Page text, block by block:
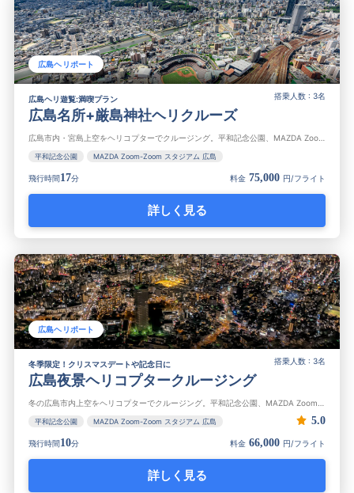
広島ヘリポート
搭乗人数 : 3名
広島ヘリ遊覧:満喫プラン
広島名所+厳島神社ヘリクルーズ
平和記念公園 MAZDA Zoom-Zoom スタジアム 広島
飛行時間17分 料金 75,000 円/フライト
詳しく見る
広島ヘリポート
搭乗人数 : 3名
冬季限定！クリスマスデートや記念日に
広島夜景ヘリコプタークルージング
平和記念公園 MAZDA Zoom-Zoom スタジアム 広島 5.0
飛行時間10分 料金 66,000 円/フライト
詳しく見る